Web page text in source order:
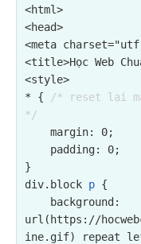
<html>
<head>
<meta
<title>Học Web
<style>
* {
/* reset lại
*/
}
div.block p {
background:
url(https://
ine.gif) repeat